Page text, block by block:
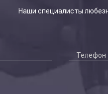
Наши специалисты